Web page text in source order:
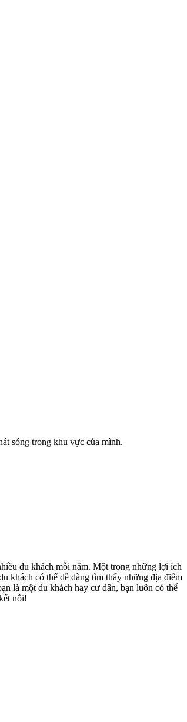
sóng trong khu vực của mình.
du khách mỗi năm. Một trong những lợi ích
khách có thể dễ dàng tìm thấy những địa điểm
là một du khách hay cư dân, bạn luôn có thể
nối!